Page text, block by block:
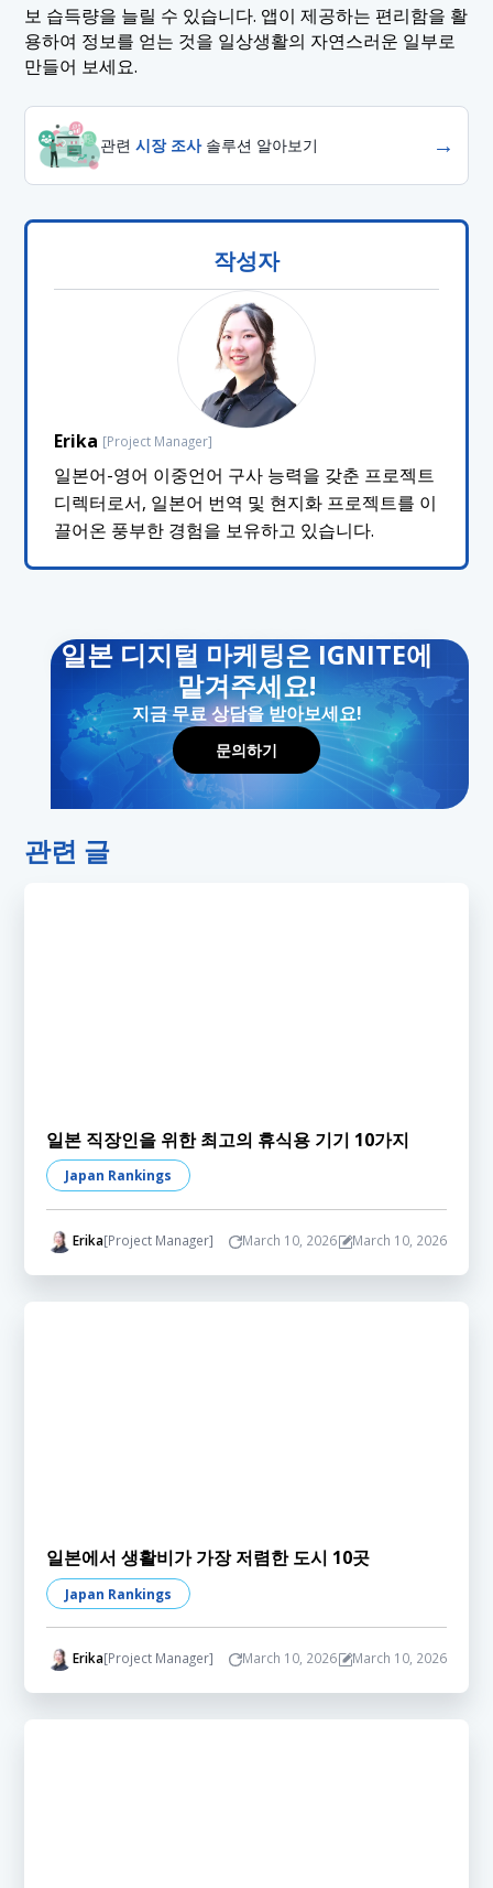
보 습득량을 늘릴 수 있습니다. 앱이 제공하는 편리함을 활
용하여 정보를 얻는 것을 일상생활의 자연스러운 일부로
만들어 보세요.
관련시장 조사솔루션 알아보기 →
작성자
Erika [Project Manager]
일본어-영어 이중언어 구사 능력을 갖춘 프로젝트
디렉터로서, 일본어 번역 및 현지화 프로젝트를 이
끌어온 풍부한 경험을 보유하고 있습니다.
일본 디지털 마케팅은 IGNITE에
맡겨주세요!
지금 무료 상담을 받아보세요!
문의하기
관련 글
일본 직장인을 위한 최고의 휴식용 기기 10가지
Japan Rankings
Erika[Project Manager] March 10, 2026 March 10, 2026
일본에서 생활비가 가장 저렴한 도시 10곳
Japan Rankings
Erika[Project Manager] March 10, 2026 March 10, 2026